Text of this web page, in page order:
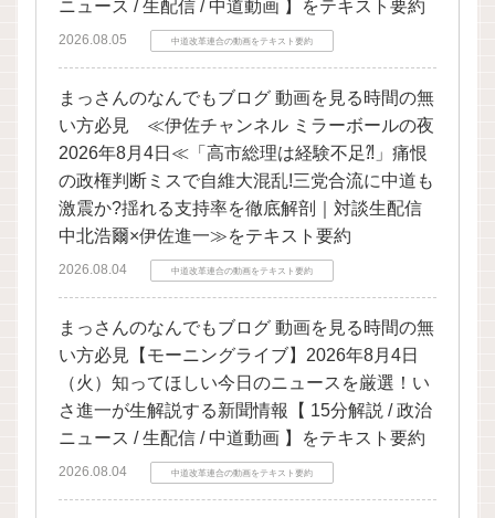
ニュース / 生配信 / 中道動画 】をテキスト要約
2026.08.05 中道改革連合の動画をテキスト要約
まっさんのなんでもブログ 動画を見る時間の無
い方必見 ≪伊佐チャンネル ミラーボールの夜
2026年8月4日≪「高市総理は経験不足⁈」痛恨
の政権判断ミスで自維大混乱!三党合流に中道も
激震か?揺れる支持率を徹底解剖｜対談生配信
中北浩爾×伊佐進一≫をテキスト要約
2026.08.04 中道改革連合の動画をテキスト要約
まっさんのなんでもブログ 動画を見る時間の無
い方必見【モーニングライブ】2026年8月4日
（火）知ってほしい今日のニュースを厳選！い
さ進一が生解説する新聞情報【 15分解説 / 政治
ニュース / 生配信 / 中道動画 】をテキスト要約
2026.08.04 中道改革連合の動画をテキスト要約